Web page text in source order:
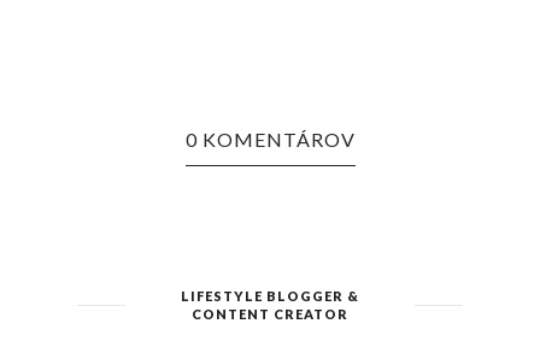
0 KOMENTÁROV
LIFESTYLE BLOGGER &
CONTENT CREATOR